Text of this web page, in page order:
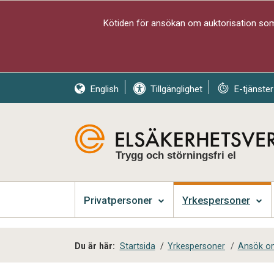
Kötiden för ansökan om auktorisation
English Tillgänglighet E-tjänster
Trygg och störningsfri el
Privatpersoner Yrkespersoner
Du är här: Startsida / Yrkespersoner / Ansök